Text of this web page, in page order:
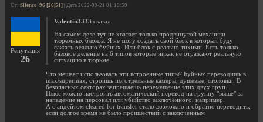
От: Silence_96 [26|51] | Дата 2022-09-21 01:10:59
Репутация
26
Valentin3333 сказал:
На самом деле тут не хватает только продвинутой механики
тюремных блоков. Я не могу создать свой блок в который буду
сажать реально буйных. Или блок с реально тихими. Есть только
базовое деление на 6 типов которые никак не отражают реальную
ситуацию в тюрьме
Что мешает использовать эти встроенные типы? Буйных переводишь в
max/supermax, строишь им отдельные камеры, душевые, столовки. В
безопасных секторах запрещаешь перемещение этих двух груп.
Плюс можно настроить автоматический перевод на группу "выше" за
нападение на персонал или убийство заключённого, например.
А с апдейтом cleared for transfer стало возможно и обратно переводить,
если долгое время не было проишествий с заключенным